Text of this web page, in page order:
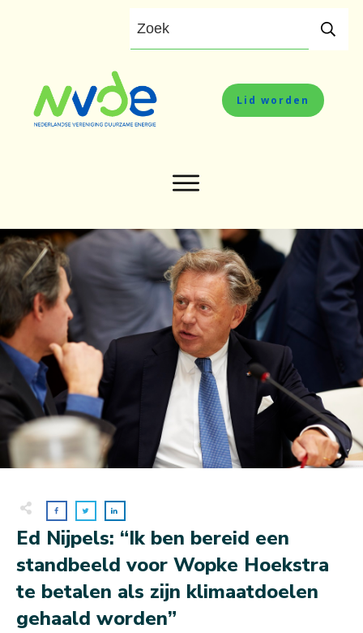
Lid worden
Ed Nijpels: “Ik ben bereid een
standbeeld voor Wopke Hoekstra
te betalen als zijn klimaatdoelen
gehaald worden”